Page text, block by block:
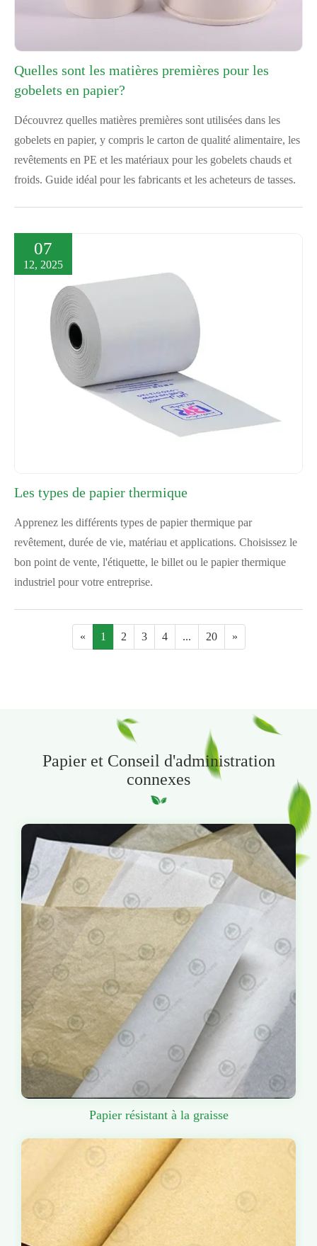
Quelles sont les matières premières pour les
gobelets en papier?
Découvrez quelles matières premières sont utilisées dans les
gobelets en papier, y compris le carton de qualité alimentaire, les
revêtements en PE et les matériaux pour les gobelets chauds et
froids. Guide idéal pour les fabricants et les acheteurs de tasses.
07
12, 2025
Les types de papier thermique
Apprenez les différents types de papier thermique par
revêtement, durée de vie, matériau et applications. Choisissez le
bon point de vente, l'étiquette, le billet ou le papier thermique
industriel pour votre entreprise.
« 1 2 3 4 ... 20 »
Papier et Conseil d'administration
connexes
Papier résistant à la graisse